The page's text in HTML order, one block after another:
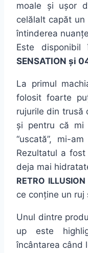
moale și ușor
celălalt capăt
întinderea
Este
SENSATION și
La primul
folosit foarte
rujurile din trusă
și pentru că
“uscată”, mi-
Rezultatul a
deja mai
RETRO
ce conține un
Unul dintre
up este
încântarea când